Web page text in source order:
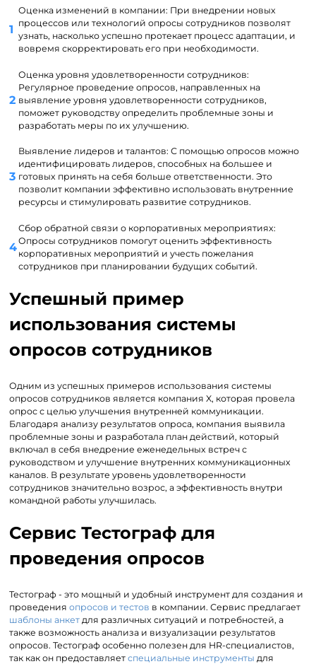
Оценка изменений в компании: При внедрении новых
процессов или технологий опросы сотрудников позволят
узнать, насколько успешно протекает процесс адаптации, и
вовремя скорректировать его при необходимости.
Оценка уровня удовлетворенности сотрудников:
Регулярное проведение опросов, направленных на
выявление уровня удовлетворенности сотрудников,
поможет руководству определить проблемные зоны и
разработать меры по их улучшению.
Выявление лидеров и талантов: С помощью опросов можно
идентифицировать лидеров, способных на большее и
готовых принять на себя больше ответственности. Это
позволит компании эффективно использовать внутренние
ресурсы и стимулировать развитие сотрудников.
Сбор обратной связи о корпоративных мероприятиях:
Опросы сотрудников помогут оценить эффективность
корпоративных мероприятий и учесть пожелания
сотрудников при планировании будущих событий.
Успешный пример
использования системы
опросов сотрудников
Одним из успешных примеров использования системы
опросов сотрудников является компания X, которая провела
опрос с целью улучшения внутренней коммуникации.
Благодаря анализу результатов опроса, компания выявила
проблемные зоны и разработала план действий, который
включал в себя внедрение еженедельных встреч с
руководством и улучшение внутренних коммуникационных
каналов. В результате уровень удовлетворенности
сотрудников значительно возрос, а эффективность внутри
командной работы улучшилась.
Сервис Тестограф для
проведения опросов
Тестограф - это мощный и удобный инструмент для создания и
проведенияопросов и тестов в компании. Сервис предлагает
шаблоны анкет для различных ситуаций и потребностей, а
также возможность анализа и визуализации результатов
опросов. Тестограф особенно полезен для HR-специалистов,
так как он предоставляетспециальные инструменты для